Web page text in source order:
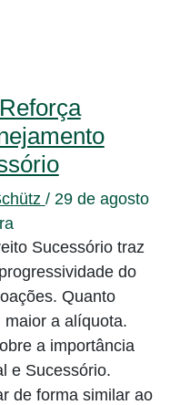
/ 29 de agosto
Sucessório traz
do
Quanto
maior a alíquota.
a importância
e Sucessório.
de forma similar ao